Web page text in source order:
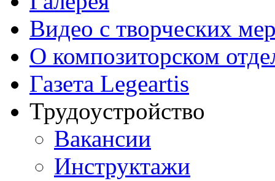
Видео с творческих
О композиторском
Газета Legeartis
Трудоустройство
Вакансии
Инструктажи